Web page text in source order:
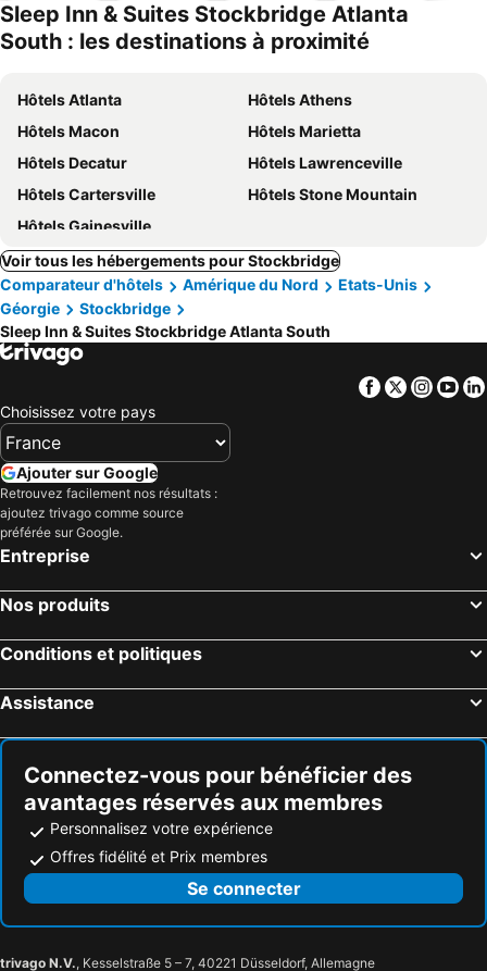
Sleep Inn & Suites Stockbridge Atlanta
South : les destinations à proximité
Hôtels Atlanta
Hôtels Athens
Hôtels Macon
Hôtels Marietta
Hôtels Decatur
Hôtels Lawrenceville
Hôtels Cartersville
Hôtels Stone Mountain
Hôtels Gainesville
Voir tous les hébergements pour Stockbridge
Comparateur d'hôtels
Amérique du Nord
Etats-Unis
Géorgie
Stockbridge
Sleep Inn & Suites Stockbridge Atlanta South
Facebook
Twitter
Choisissez votre pays
Ajouter sur Google
Retrouvez facilement nos résultats :
ajoutez trivago comme source
préférée sur Google.
Entreprise
Nos produits
Conditions et politiques
Assistance
Connectez-vous pour bénéficier des
avantages réservés aux membres
Personnalisez votre expérience
Offres fidélité et Prix membres
Se connecter
trivago N.V., Kesselstraße 5 – 7, 40221 Düsseldorf, Allemagne